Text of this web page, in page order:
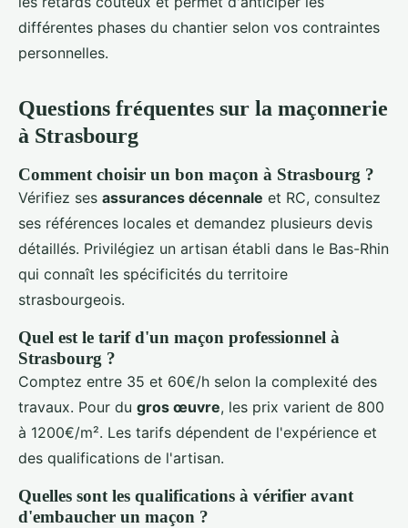
différentes phases du chantier selon vos contraintes
personnelles.
Questions fréquentes sur la maçonnerie
à Strasbourg
Comment choisir un bon maçon à Strasbourg ?
Vérifiez ses assurances décennale et RC, consultez
ses références locales et demandez plusieurs devis
détaillés. Privilégiez un artisan établi dans le Bas-Rhin
qui connaît les spécificités du territoire
strasbourgeois.
Quel est le tarif d'un maçon professionnel à
Strasbourg ?
Comptez entre 35 et 60€/h selon la complexité des
travaux. Pour du gros œuvre, les prix varient de 800
à 1200€/m². Les tarifs dépendent de l'expérience et
des qualifications de l'artisan.
Quelles sont les qualifications à vérifier avant
d'embaucher un maçon ?